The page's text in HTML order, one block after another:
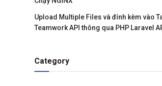
Upload Multiple Files và đính kèm vào
Teamwork API thông qua PHP Laravel
Category